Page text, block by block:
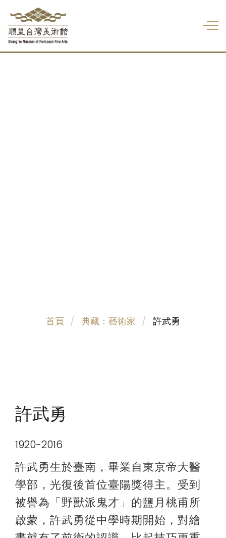
首頁 典藏：藝術家 許武勇
許武勇
1920-2016
許武勇生於臺南，畢業自東京帝大醫
學部，光復後首位臺陽獎得主。受到
被譽為「野獸派鬼才」的鹽月桃甫所
啟蒙，許武勇從中學時期開始，對繪